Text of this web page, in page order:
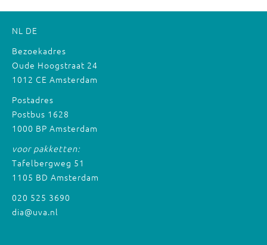
NL DE
Bezoekadres
Oude Hoogstraat 24
1012 CE Amsterdam
Postadres
Postbus 1628
1000 BP Amsterdam
voor pakketten:
Tafelbergweg 51
1105 BD Amsterdam
020 525 3690
dia@uva.nl